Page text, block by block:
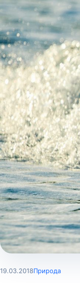
19.03.2018Природа